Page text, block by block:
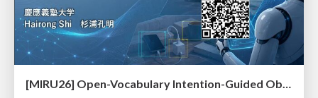
[MIRU26] Open-Vocabulary Intention-Guided Object Detection in Diverse Scenes